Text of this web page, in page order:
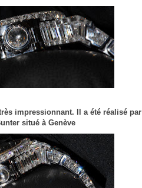
impressionnant. Il a été réalisé par
situé à Genève